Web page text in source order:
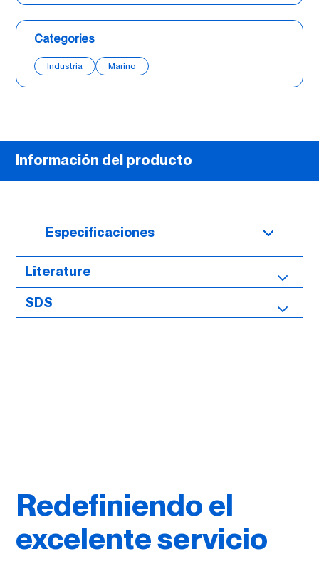
Categories
Industria Marino
Información del producto
Especificaciones
Literature
SDS
Redefiniendo el
excelente servicio